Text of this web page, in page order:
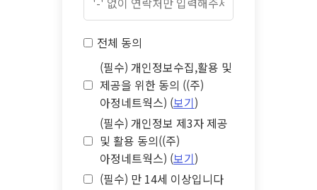
전체 동의
(필수) 개인정보수집,활용 및
제공을 위한 동의 ((주)
아정네트웍스) (보기)
(필수) 개인정보 제3자 제공
및 활용 동의((주)
아정네트웍스) (보기)
(필수) 만 14세 이상입니다